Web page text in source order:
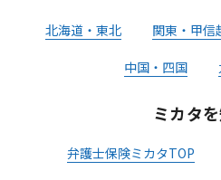
北海道・東北 関東・甲信
中国・四国
ミカタ
弁護士保険ミカタTOP